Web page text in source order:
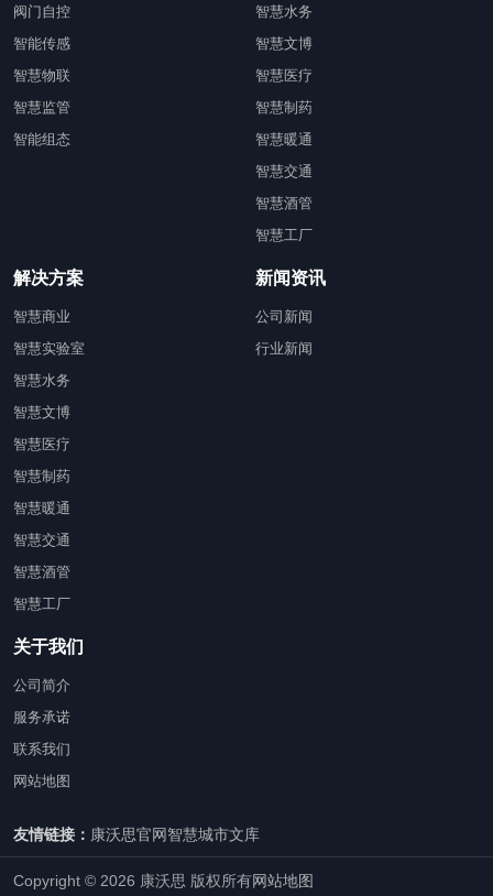
阀门自控
智能传感
智慧物联
智慧监管
智能组态
智慧水务
智慧文博
智慧医疗
智慧制药
智慧暖通
智慧交通
智慧酒管
智慧工厂
解决方案
智慧商业
智慧实验室
智慧水务
智慧文博
智慧医疗
智慧制药
智慧暖通
智慧交通
智慧酒管
智慧工厂
新闻资讯
公司新闻
行业新闻
关于我们
公司简介
服务承诺
联系我们
网站地图
友情链接： 康沃思官网智慧城市文库
Copyright © 2026 康沃思 版权所有网站地图